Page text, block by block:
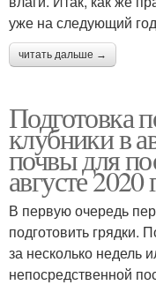
уже на следующий
читать дальше →
Подготовка
клубники в
почвы для
августе 2020
В первую очередь
подготовить грядки.
за несколько недель
непосредственной